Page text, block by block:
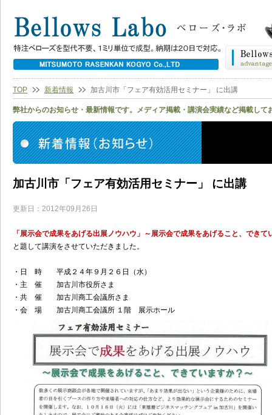
TOP 新着情報 加古川市「フェア有効活用セミナー」 に出講
弊社からのお知らせ・最新情報です。メディア掲載・講演会実績など掲載して
加古川市「フェア有効活用セミナー」 に出講
更新日：2012年09月26日
「展示会で成果をあげる出展ノウハウ」～展示会で成果をあげること、できて
と題して講演をさせていただきました。
・日 時 平成２４年９月２６日（水）
・主 催 加古川市役所さま
・共 催 加古川商工会議所さま
・会 場 加古川商工会議所 １階 展示ホール